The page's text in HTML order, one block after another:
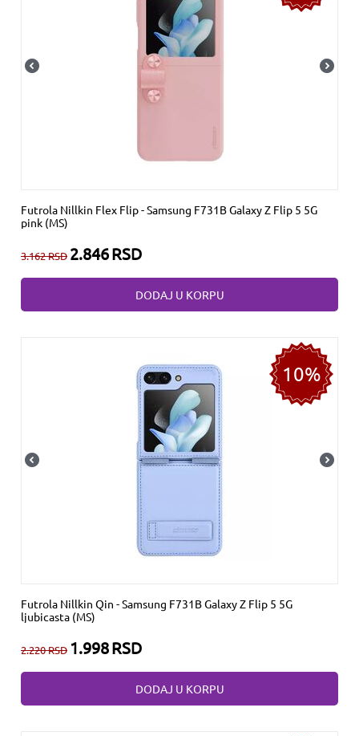
Futrola Nillkin Flex Flip - Samsung F731B Galaxy Z Flip 5 5G
pink (MS)
3.162RSD 2.846RSD
DODAJ U KORPU
10%
Futrola Nillkin Qin - Samsung F731B Galaxy Z Flip 5 5G
ljubicasta (MS)
2.220RSD 1.998RSD
DODAJ U KORPU